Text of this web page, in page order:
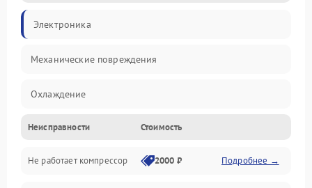
Электроника
Механические повреждения
Охлаждение
Механика
Электропитание
Неисправности Стоимость
Не работает компрессор 2000 ₽ Подробнее →